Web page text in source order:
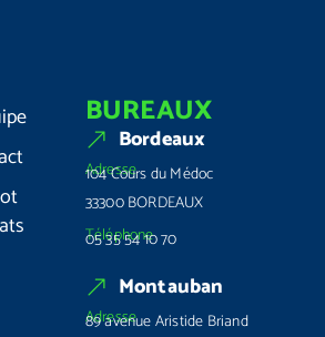
BUREAUX
Bordeaux
Adresse
104 Cours du Médoc
33300 BORDEAUX
Téléphone
05 35 54 10 70
Montauban
Adresse
89 avenue Aristide Briand